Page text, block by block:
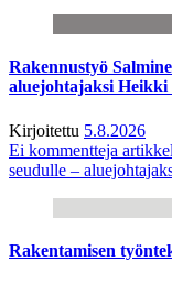
Rakennustyö
aluejohtajaksi Heikki
Kirjoitettu 5.8.2026
Ei kommentteja
seudulle –
Rakentamisen